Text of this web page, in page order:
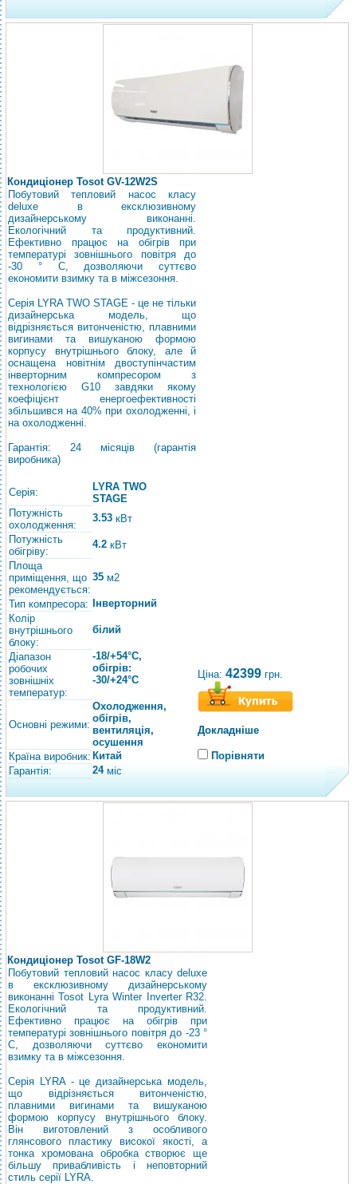
Кондиціонер Tosot GV-12W2S
Побутовий тепловий насос класу
deluxe в ексклюзивному
дизайнерському виконанні.
Екологічний та продуктивний.
Ефективно працює на обігрів при
температурі зовнішнього повітря до
-30 ° С, дозволяючи суттєво
економити взимку та в міжсезоння.
Серія LYRA TWO STAGE - це не тільки
дизайнерська модель, що
відрізняється витонченістю, плавними
вигинами та вишуканою формою
корпусу внутрішнього блоку, але й
оснащена новітнім двоступінчастим
інверторним компресором з
технологією G10 завдяки якому
коефіцієнт енергоефективності
збільшився на 40% при охолодженні, і
на охолодженні.
Гарантія: 24 місяців (гарантія
виробника)
Серія:
LYRA TWO
STAGE
Потужність
охолодження:
3.53 кВт
Потужність
обігріву:
4.2 кВт
Площа
приміщення, що
рекомендується:
35 м2
Тип компресора:
Інверторний
Колір
внутрішнього
блоку:
білий
Діапазон
робочих
зовнішніх
температур:
-18/+54°С,
обігрів:
-30/+24°C
Основні режими:
Охолодження,
обігрів,
вентиляція,
осушення
Країна виробник: Китай
Гарантія:
24міс
Ціна: 42399 грн.
Докладніше
Порівняти
Кондиціонер Tosot GF-18W2
Побутовий тепловий насос класу deluxe
в ексклюзивному дизайнерському
виконанні Tosot Lyra Winter Inverter R32.
Екологічний та продуктивний.
Ефективно працює на обігрів при
температурі зовнішнього повітря до -23 °
С, дозволяючи суттєво економити
взимку та в міжсезоння.
Серія LYRA - це дизайнерська модель,
що відрізняється витонченістю,
плавними вигинами та вишуканою
формою корпусу внутрішнього блоку.
Він виготовлений з особливого
глянсового пластику високої якості, а
тонка хромована обробка створює ще
більшу привабливість і неповторний
стиль серії LYRA.